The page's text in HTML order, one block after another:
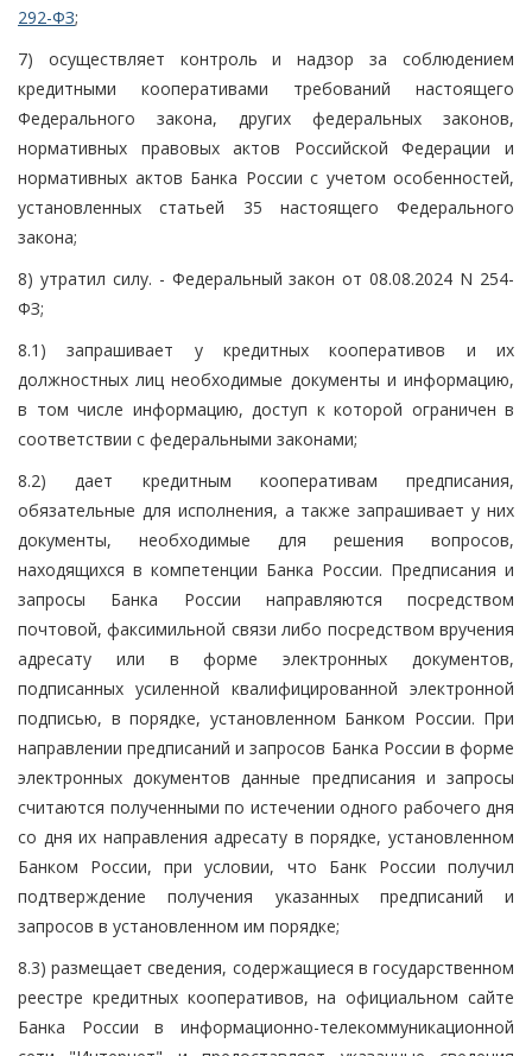
292-ФЗ;
7) осуществляет контроль и надзор за соблюдением
кредитными кооперативами требований настоящего
Федерального закона, других федеральных законов,
нормативных правовых актов Российской Федерации и
нормативных актов Банка России с учетом особенностей,
установленных статьей 35 настоящего Федерального
закона;
8) утратил силу. - Федеральный закон от 08.08.2024 N 254-
ФЗ;
8.1) запрашивает у кредитных кооперативов и их
должностных лиц необходимые документы и информацию,
в том числе информацию, доступ к которой ограничен в
соответствии с федеральными законами;
8.2) дает кредитным кооперативам предписания,
обязательные для исполнения, а также запрашивает у них
документы, необходимые для решения вопросов,
находящихся в компетенции Банка России. Предписания и
запросы Банка России направляются посредством
почтовой, факсимильной связи либо посредством вручения
адресату или в форме электронных документов,
подписанных усиленной квалифицированной электронной
подписью, в порядке, установленном Банком России. При
направлении предписаний и запросов Банка России в форме
электронных документов данные предписания и запросы
считаются полученными по истечении одного рабочего дня
со дня их направления адресату в порядке, установленном
Банком России, при условии, что Банк России получил
подтверждение получения указанных предписаний и
запросов в установленном им порядке;
8.3) размещает сведения, содержащиеся в государственном
реестре кредитных кооперативов, на официальном сайте
Банка России в информационно-телекоммуникационной